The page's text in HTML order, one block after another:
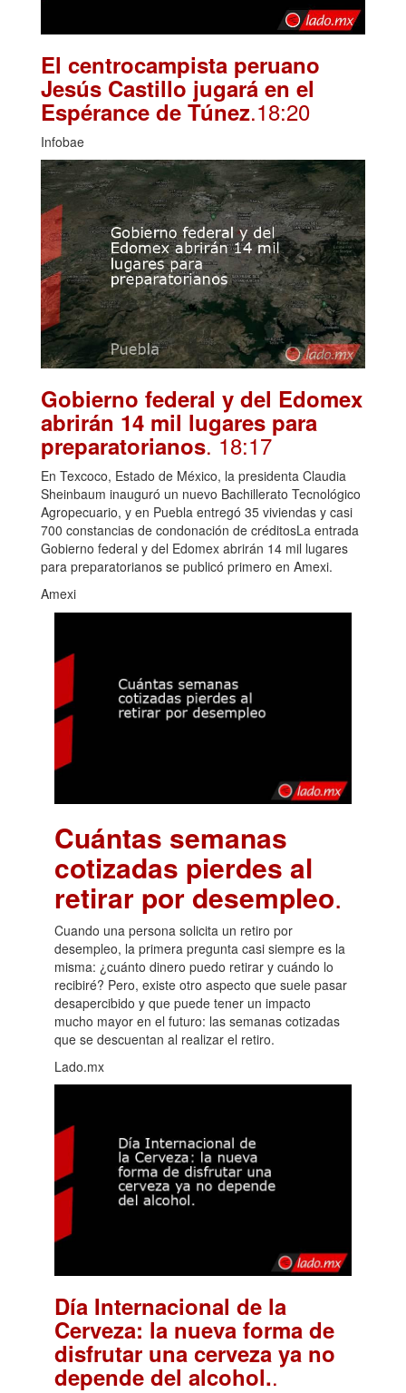
El centrocampista peruano
Jesús Castillo jugará en el
Espérance de Túnez.18:20
Infobae
Gobierno federal y del Edomex
abrirán 14 mil lugares para
preparatorianos. 18:17
En Texcoco, Estado de México, la presidenta Claudia
Sheinbaum inauguró un nuevo Bachillerato Tecnológico
Agropecuario, y en Puebla entregó 35 viviendas y casi
700 constancias de condonación de créditosLa entrada
Gobierno federal y del Edomex abrirán 14 mil lugares
para preparatorianos se publicó primero en Amexi.
Amexi
Cuántas semanas
cotizadas pierdes al
retirar por desempleo.
Cuando una persona solicita un retiro por
desempleo, la primera pregunta casi siempre es la
misma: ¿cuánto dinero puedo retirar y cuándo lo
recibiré? Pero, existe otro aspecto que suele pasar
desapercibido y que puede tener un impacto
mucho mayor en el futuro: las semanas cotizadas
que se descuentan al realizar el retiro.
Lado.mx
Día Internacional de la
Cerveza: la nueva forma de
disfrutar una cerveza ya no
depende del alcohol..